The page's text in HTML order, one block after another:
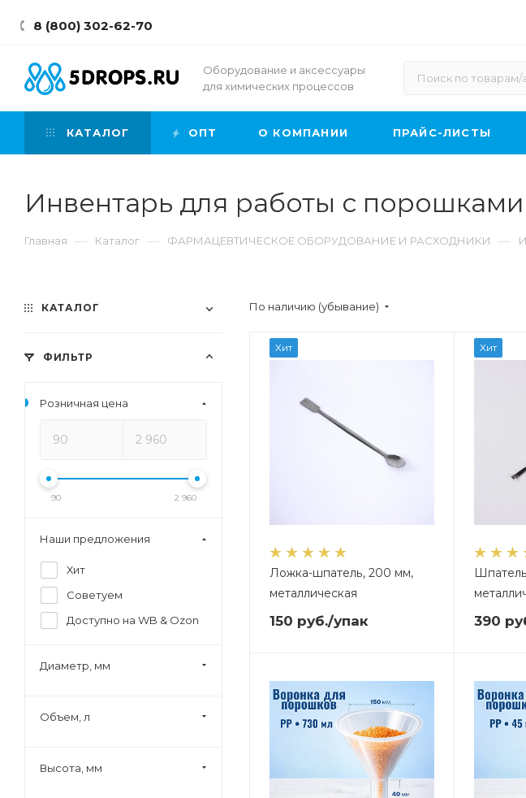
8 (800) 302-62-70
Оборудование и аксессуары
для химических процессов
КАТАЛОГ ОПТ О КОМПАНИИ ПРАЙС-ЛИСТЫ
Инвентарь для работы с порошками
Главная — Каталог — ФАРМАЦЕВТИЧЕСКОЕ ОБОРУДОВАНИЕ И РАСХОДНИКИ —
По наличию (убывание)
Хит
Ложка-шпатель, 200 мм,
металлическая
150 руб./упак
Хит
390
КАТАЛОГ
ФИЛЬТР
Розничная цена
90 2 960
Наши предложения
Хит
Советуем
Доступно на WB & Ozon
Диаметр, мм
Объем, л
Высота, мм